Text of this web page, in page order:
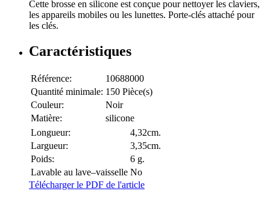
Cette brosse en silicone est conçue pour nettoyer les claviers,
les appareils mobiles ou les lunettes. Porte-clés attaché pour
les clés.
Caractéristiques
Référence:
10688000
Quantité minimale: 150 Pièce(s)
Couleur:
Noir
Matière:
silicone
Longueur:
4,32cm.
Largueur:
3,35cm.
Poids:
6 g.
Lavable au lave–vaisselle No
Télécharger le PDF de l'article